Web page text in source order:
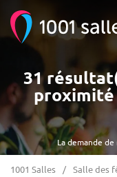
La demande
31
proximité
1001 Salles Salle des